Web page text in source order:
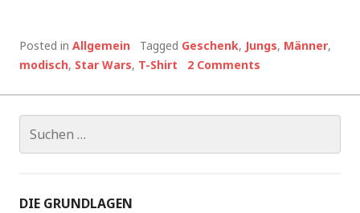
Posted in Allgemein Tagged Geschenk, Jungs, Männer,
modisch, Star Wars, T-Shirt 2 Comments
nach:
DIE GRUNDLAGEN